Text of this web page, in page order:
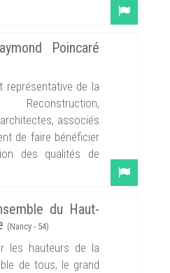
Poincaré
représentative de la
Reconstruction,
associés
de faire bénéficier
des qualités de
du Haut-
(Nancy - 54)
les hauteurs de la
de tous, le grand